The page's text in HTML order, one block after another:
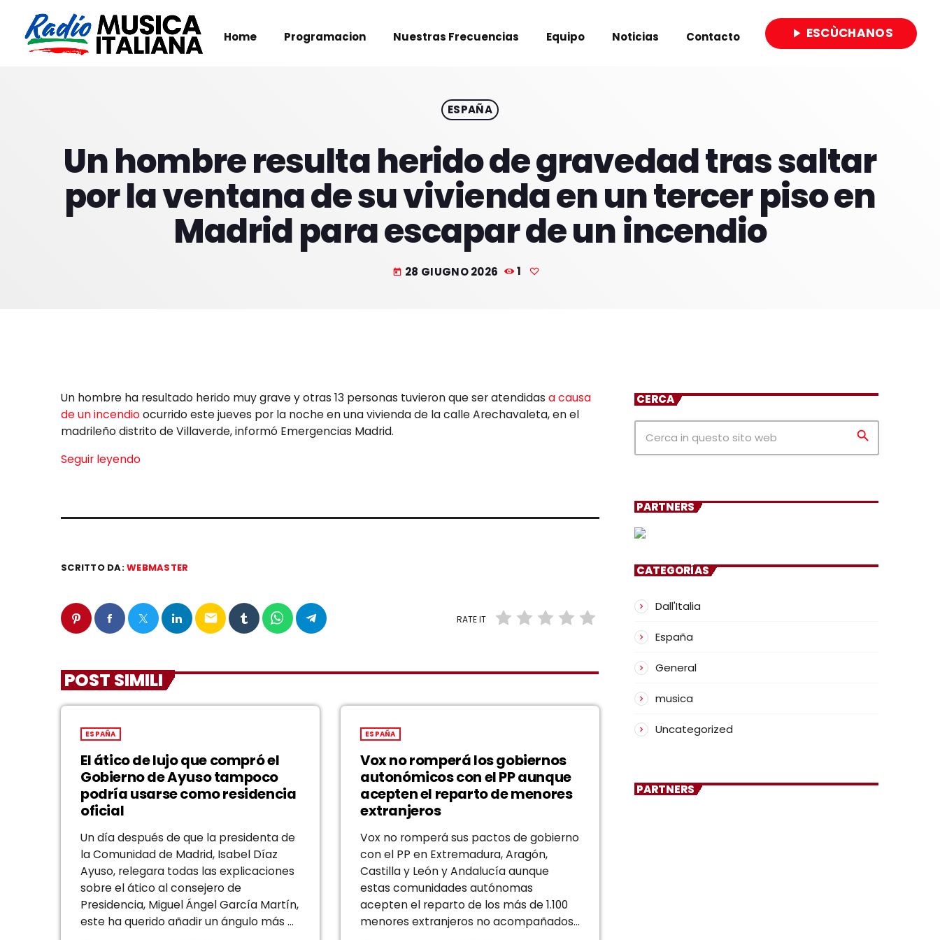
Home Programacion Nuestras Frecuencias Equipo Noticias Contacto play_arrow ESCÙCHANOS
ESPAÑA
Un hombre resulta herido de gravedad tras saltar
por la ventana de su vivienda en un tercer piso en
Madrid para escapar de un incendio
today 28 GIUGNO 2026 1
Un hombre ha resultado herido muy grave y otras 13 personas tuvieron que ser atendidas a causa
de un incendioocurrido este jueves por la noche en una vivienda de la calle Arechavaleta, en el
madrileño distrito de Villaverde, informó Emergencias Madrid.
Seguir leyendo
SCRITTO DA:WEBMASTER
email RATE IT
POST SIMILI
ESPAÑA
El ático de lujo que compró el
Gobierno de Ayuso tampoco
podría usarse como residencia
oficial
Un día después de que la presidenta de
la Comunidad de Madrid, Isabel Díaz
Ayuso, relegara todas las explicaciones
sobre el ático al consejero de
Presidencia, Miguel Ángel García Martín,
este ha querido añadir un ángulo más a
ESPAÑA
Vox no romperá los gobiernos
autonómicos con el PP aunque
acepten el reparto de menores
extranjeros
Vox no romperá sus pactos de gobierno
con el PP en Extremadura, Aragón,
Castilla y León y Andalucía aunque
estas comunidades autónomas
acepten el reparto de los más de 1.100
menores extranjeros no acompañados
CERCA
search
PARTNERS
CATEGORÍAS
Dall'Italia
España
General
musica
Uncategorized
PARTNERS